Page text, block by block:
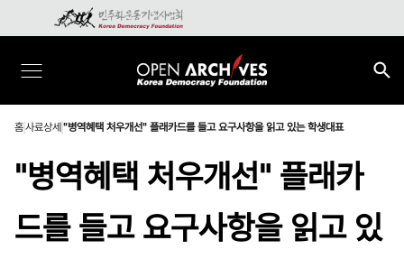
홈사료상세 "병역혜택 처우개선" 플래카드를 들고 요구사항을 읽고 있는 학생대표
"병역혜택 처우개선" 플래카
드를 들고 요구사항을 읽고 있